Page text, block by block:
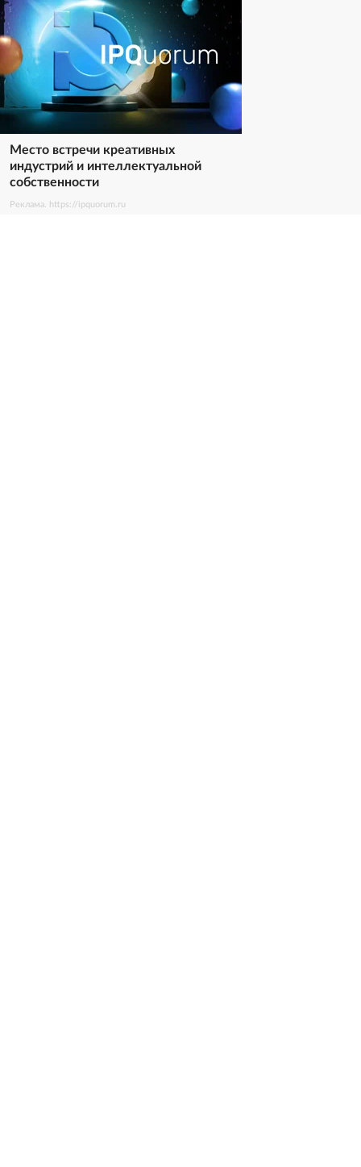
Место встречи креативных
индустрий и интеллектуальной
собственности
Реклама. https://ipquorum.ru